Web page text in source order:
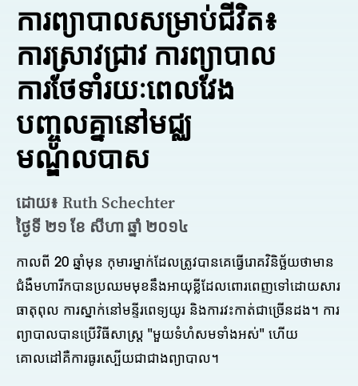
ការព្យាបាលសម្រាប់ជីវិត៖
ការស្រាវជ្រាវ ការព្យាបាល
ការថែទាំរយៈពេលវែង
បញ្ចូលគ្នានៅមជ្ឈ
មណ្ឌលបាស
ដោយ៖ Ruth Schechter
ថ្ងៃទី ២១ ខែ សីហា ឆ្នាំ ២០១៤
កាលពី 20 ឆ្នាំមុន កុមារម្នាក់ដែលត្រូវបានគេធ្វើរោគវិនិច្ឆ័យថាមាន
ជំងឺមហារីកបានប្រឈមមុខនឹងអាយុខ្លីដែលពោរពេញទៅដោយសារ
ធាតុពុល ការស្នាក់នៅមន្ទីរពេទ្យយូរ និងការវះកាត់ជាច្រើនដង។ ការ
ព្យាបាលបានប្រើវិធីសាស្រ្ត "មួយទំហំសមទាំងអស់" ហើយ
គោលដៅគឺការធូរស្បើយជាជាងព្យាបាល។